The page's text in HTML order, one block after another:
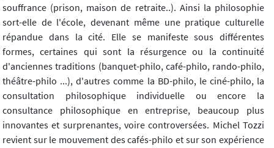
souffrance (prison, maison de retraite..). Ainsi la philosophie
sort-elle de l'école, devenant même une pratique culturelle
répandue dans la cité. Elle se manifeste sous différentes
formes, certaines qui sont la résurgence ou la continuité
d'anciennes traditions (banquet-philo, café-philo, rando-philo,
théâtre-philo ...), d'autres comme la BD-philo, le ciné-philo, la
consultation philosophique individuelle ou encore la
consultance philosophique en entreprise, beaucoup plus
innovantes et surprenantes, voire controversées. Michel Tozzi
revient sur le mouvement des cafés-philo et sur son expérience